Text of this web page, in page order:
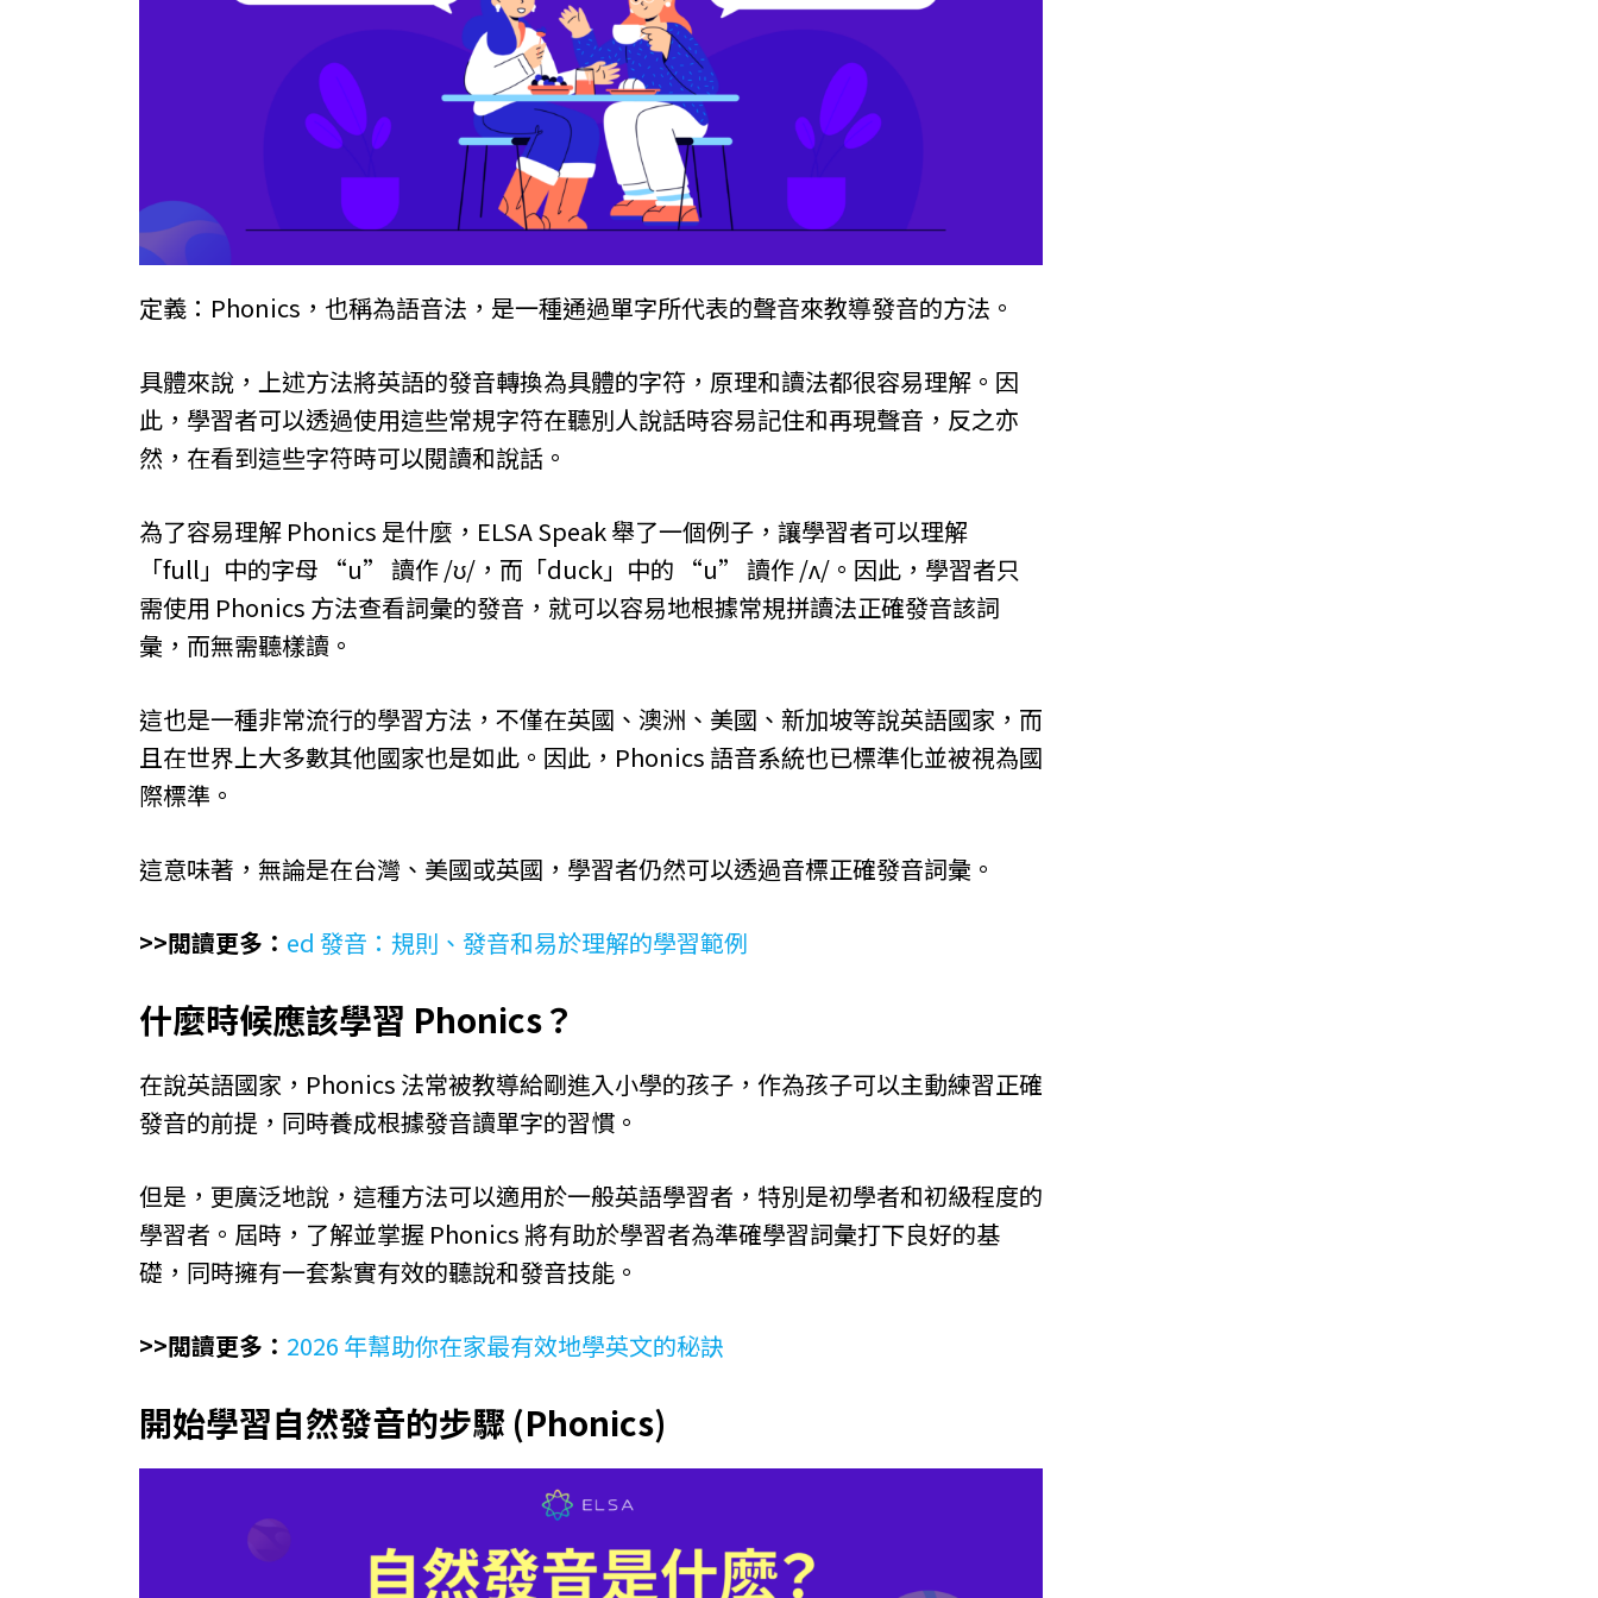
定義：Phonics，也稱為語音法，是一種通過單字所代表的聲音來教導發音的方法。
具體來說，上述方法將英語的發音轉換為具體的字符，原理和讀法都很容易理解。因
此，學習者可以透過使用這些常規字符在聽別人說話時容易記住和再現聲音，反之亦
然，在看到這些字符時可以閱讀和說話。
為了容易理解 Phonics 是什麼，ELSA Speak 舉了一個例子，讓學習者可以理解
「full」中的字母 “u” 讀作 /ʊ/，而「duck」中的 “u” 讀作 /ʌ/。因此，學習者只
需使用 Phonics 方法查看詞彙的發音，就可以容易地根據常規拼讀法正確發音該詞
彙，而無需聽樣讀。
這也是一種非常流行的學習方法，不僅在英國、澳洲、美國、新加坡等說英語國家，而
且在世界上大多數其他國家也是如此。因此，Phonics 語音系統也已標準化並被視為國
際標準。
這意味著，無論是在台灣、美國或英國，學習者仍然可以透過音標正確發音詞彙。
>>閲讀更多： ed 發音：規則、發音和易於理解的學習範例
什麼時候應該學習 Phonics？
在說英語國家，Phonics 法常被教導給剛進入小學的孩子，作為孩子可以主動練習正確
發音的前提，同時養成根據發音讀單字的習慣。
但是，更廣泛地說，這種方法可以適用於一般英語學習者，特別是初學者和初級程度的
學習者。屆時，了解並掌握 Phonics 將有助於學習者為準確學習詞彙打下良好的基
礎，同時擁有一套紮實有效的聽說和發音技能。
>>閲讀更多： 2026 年幫助你在家最有效地學英文的秘訣
開始學習自然發音的步驟 (Phonics)